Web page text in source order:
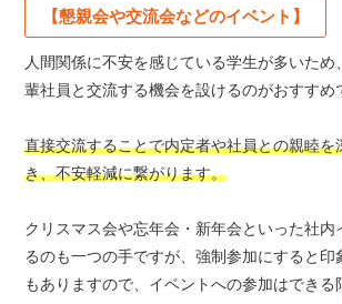
【懇親会や交流会などのイベント】
人間関係に不安を感じている学生が多いため
輩社員と交流する機会を設けるのがおすすめ
直接交流することで内定者や社員との親睦を
き、不安軽減に繋がります。
クリスマス会や忘年会・新年会といった社内
るのも一つの手ですが、強制参加にすると印
もありますので、イベントへの参加はできる